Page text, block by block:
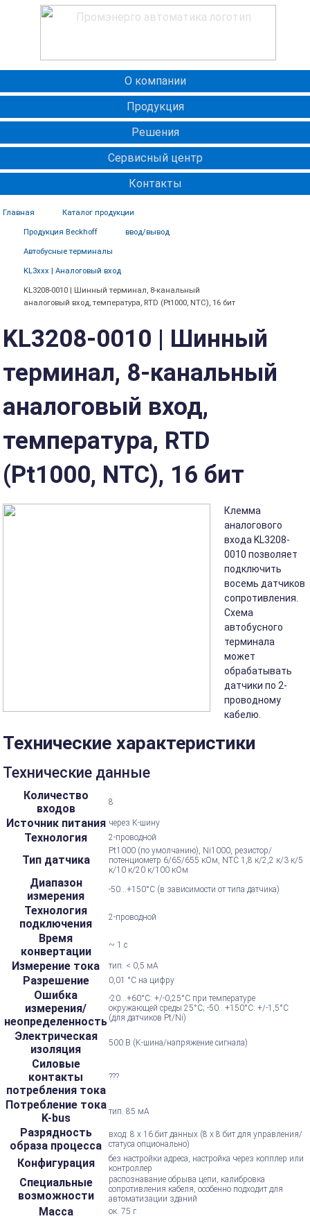
О компании
Продукция
Решения
Сервисный центр
Контакты
Главная Каталог продукции
Продукция Beckhoff ввод/вывод
Автобусные терминалы
KL3xxx | Аналоговый вход
KL3208-0010 | Шинный терминал, 8-канальный
аналоговый вход, температура, RTD (Pt1000, NTC), 16 бит
KL3208-0010 | Шинный
терминал, 8-канальный
аналоговый вход,
температура, RTD
(Pt1000, NTC), 16 бит
Клемма
аналогового
входа KL3208-
0010 позволяет
подключить
восемь датчиков
сопротивления.
Схема
автобусного
терминала
может
обрабатывать
датчики по 2-
проводному
кабелю.
Технические характеристики
Технические данные
Количество
входов
8
Источник питания через К-шину
Технология 2-проводной
Тип датчика
Pt1000 (по умолчанию), Ni1000, резистор/
потенциометр 6/65/655 кОм, NTC 1,8 к/2,2 к/3 к/5
к/10 к/20 к/100 кОм
Диапазон
измерения
-50...+150°C (в зависимости от типа датчика)
Технология
подключения
2-проводной
Время
конвертации
~ 1 с
Измерение тока тип. < 0,5 мА
Разрешение 0,01 °C на цифру
Ошибка
измерения/
неопределенность
-20...+60°C: +/-0,25°C при температуре
окружающей среды 25°C; -50...+150°C: +/-1,5°C
(для датчиков Pt/Ni)
Электрическая
изоляция
500 В (K-шина/напряжение сигнала)
Силовые
контакты
потребления тока
???
Потребление тока
K-bus
тип. 85 мА
Разрядность
образа процесса
вход: 8 x 16 бит данных (8 x 8 бит для управления/
статуса опционально)
Конфигурация
без настройки адреса, настройка через копплер или
контроллер
Специальные
возможности
распознавание обрыва цепи, калибровка
сопротивления кабеля, особенно подходит для
автоматизации зданий
Масса ок. 75 г